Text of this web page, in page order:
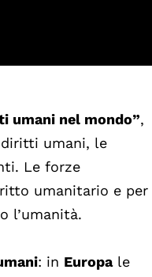
umani nel mondo”,
umani, le
Le forze
umanitario e per
l’umanità.
: in Europale